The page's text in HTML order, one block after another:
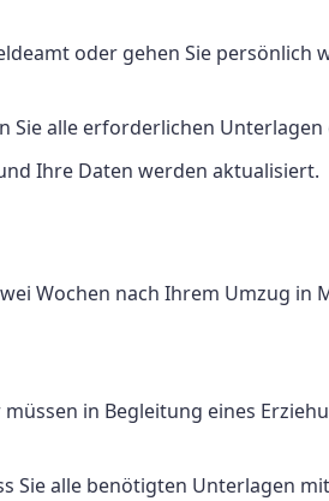
oder gehen Sie persönlich
Sie alle erforderlichen Unterlagen
Ihre Daten werden aktualisiert.
Wochen nach Ihrem Umzug in
in Begleitung eines
Sie alle benötigten Unterlagen